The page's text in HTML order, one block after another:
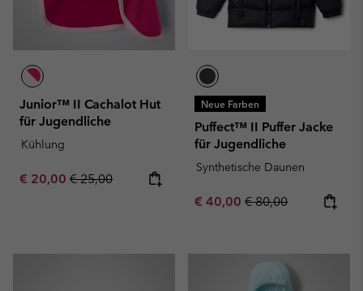
Junior™ II Cachalot Hut
für Jugendliche
Kühlung
Sale price:
€ 20,00 Regular price:
€ 25,00
Neue Farben
Puffect™ II Puffer Jacke
für Jugendliche
Synthetische Daunen
Sale price:
€ 40,00 Regular price:
€ 80,00